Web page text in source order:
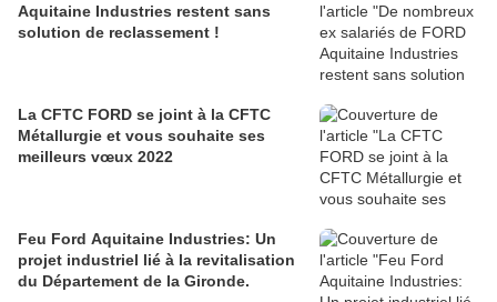
Aquitaine Industries restent sans
solution de reclassement !
La CFTC FORD se joint à la CFTC
Métallurgie et vous souhaite ses
meilleurs vœux 2022
Feu Ford Aquitaine Industries: Un
projet industriel lié à la revitalisation
du Département de la Gironde.